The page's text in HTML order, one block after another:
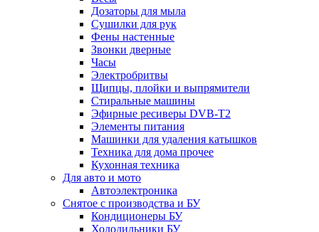
Дозаторы для мыла
Сушилки для рук
Фены настенные
Звонки дверные
Часы
Электробритвы
Щипцы, плойки и выпрямители
Стиральные машины
Эфирные ресиверы DVB-T2
Элементы питания
Машинки для удаления катышков
Техника для дома прочее
Кухонная техника
Для авто и мото
Автоэлектроника
Снятое с производства и БУ
Кондиционеры БУ
Холодильники БУ